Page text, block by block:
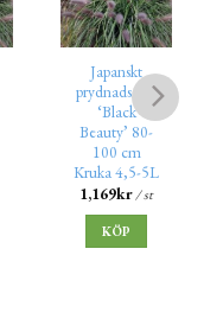
Japanskt
prydnadsgräs
‘Black
Beauty’ 80-
100 cm
Kruka 4,5-5L
1,169kr/ st
KÖP